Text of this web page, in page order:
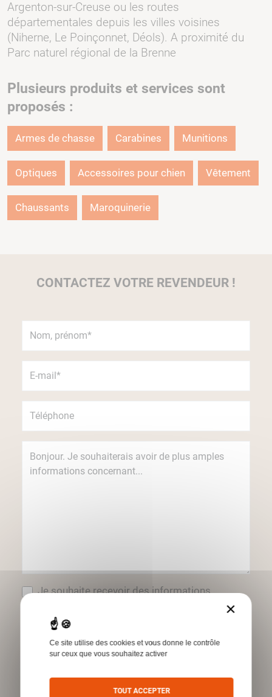
Argenton-sur-Creuse ou les routes
départementales depuis les villes voisines
(Niherne, Le Poinçonnet, Déols). A proximité du
Parc naturel régional de la Brenne
Plusieurs produits et services sont
proposés :
Armes de chasse Carabines Munitions
Optiques Accessoires pour chien Vêtement
Chaussants Maroquinerie
CONTACTEZ VOTRE REVENDEUR !
Je souhaite recevoir des informations
concernant les produits et services Humbert
par e-mail.
*Champs obligatoires
Envoyer
×
Ce site utilise des cookies et vous donne le contrôle
sur ceux que vous souhaitez activer
TOUT ACCEPTER